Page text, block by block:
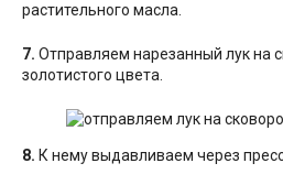
растительного масла.
7. Отправляем нарезанный лук на
золотистого цвета.
8. К нему выдавливаем через